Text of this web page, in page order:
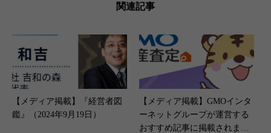
関連記事
【メディア掲載】『経営者図
鑑』（2024年9月19日）
【メディア掲載】GMOインタ
ーネットグループが運営する
おすすめ記事に掲載されまし